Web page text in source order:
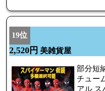
19位
2,520円 美雑貨屋
部分短
チュー
アル ス